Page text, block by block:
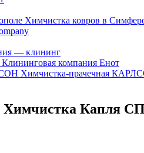
Химчистка ковров в
— клининг
Клининговая компания Енот
Химчистка-прачечная
Капля